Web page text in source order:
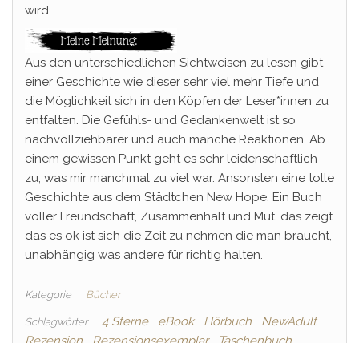
wird.
Aus den unterschiedlichen Sichtweisen zu lesen gibt
einer Geschichte wie dieser sehr viel mehr Tiefe und
die Möglichkeit sich in den Köpfen der Leser*innen zu
entfalten. Die Gefühls- und Gedankenwelt ist so
nachvollziehbarer und auch manche Reaktionen. Ab
einem gewissen Punkt geht es sehr leidenschaftlich
zu, was mir manchmal zu viel war. Ansonsten eine tolle
Geschichte aus dem Städtchen New Hope. Ein Buch
voller Freundschaft, Zusammenhalt und Mut, das zeigt
das es ok ist sich die Zeit zu nehmen die man braucht,
unabhängig was andere für richtig halten.
Kategorie Bücher
Schlagwörter 4 Sterne eBook Hörbuch
NewAdult